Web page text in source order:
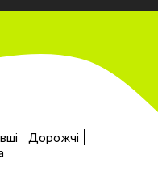
Дорожчі